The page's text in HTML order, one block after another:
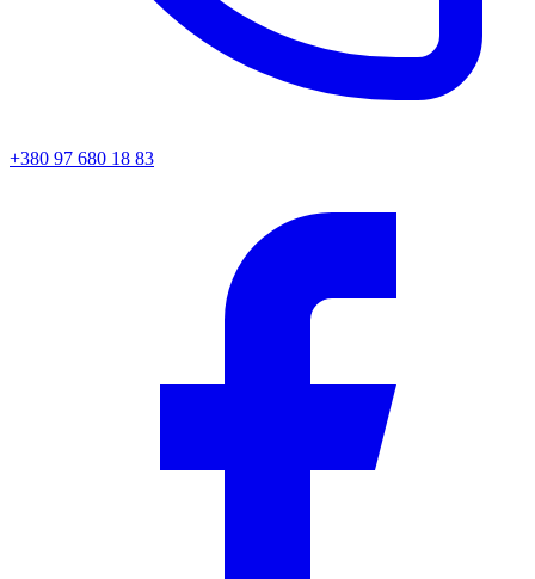
+380 97 680 18 83